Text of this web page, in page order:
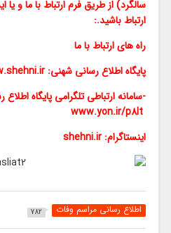
ارتباط باشید.:
راه های ارتباط با ما
پایگاه اطلاع رسانی شهنی: www.shehni.ir
-سامانه ارتباطی تلگرامی پایگاه
اینستاگرام: shehni.ir
اطلاع رسانی مراسم وفات 782